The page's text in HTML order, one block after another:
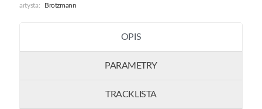
artysta: Brotzmann
OPIS
PARAMETRY
TRACKLISTA